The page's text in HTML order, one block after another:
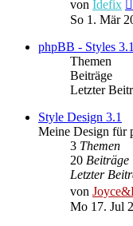
von Idefix
So 1. Mär
phpBB - Styles 3.1
Themen
Beiträge
Letzter
Style Design 3.1
Meine Design für
3 Themen
20 Beiträge
Letzter
von
Mo 17. Jul